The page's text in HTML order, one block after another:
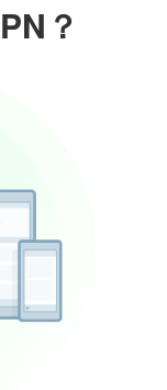
？